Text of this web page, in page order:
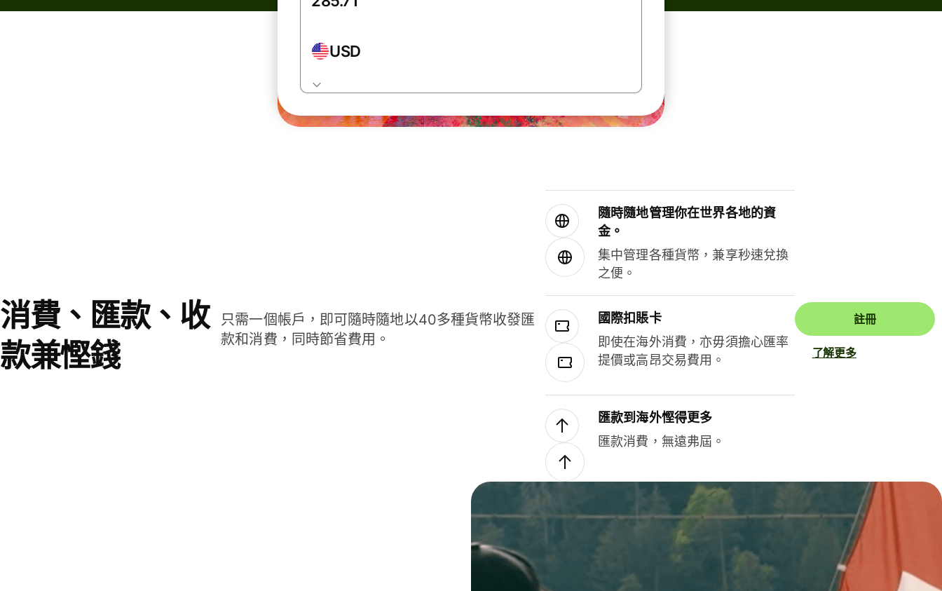
USD
消費、匯款、收
款兼慳錢
只需一個帳戶，即可隨時隨地以40多種貨幣收發匯
款和消費，同時節省費用。
隨時隨地管理你在世界各地的資
金。
集中管理各種貨幣，兼享秒速兌換
之便。
國際扣賬卡
即使在海外消費，亦毋須擔心匯率
提價或高昂交易費用。
匯款到海外慳得更多
匯款消費，無遠弗屆。
註冊
了解更多